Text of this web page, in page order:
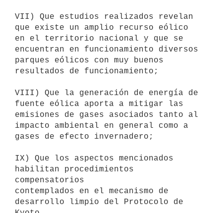
VII) Que estudios realizados revelan
que existe un amplio recurso eólico
en el territorio nacional y que se
encuentran en funcionamiento diversos
parques eólicos con muy buenos
resultados de funcionamiento;
VIII) Que la generación de energía de
fuente eólica aporta a mitigar las
emisiones de gases asociados tanto al
impacto ambiental en general como a
gases de efecto invernadero;
IX) Que los aspectos mencionados
habilitan procedimientos
compensatorios
contemplados en el mecanismo de
desarrollo limpio del Protocolo de